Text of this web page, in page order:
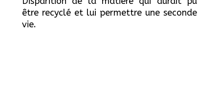
être recyclé et lui permettre une seconde
vie.